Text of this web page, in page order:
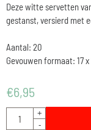
Deze witte servetten
gestanst, versierd met
Aantal: 20
Gevouwen formaat: 17 x
€6,95
Aantal
+
-